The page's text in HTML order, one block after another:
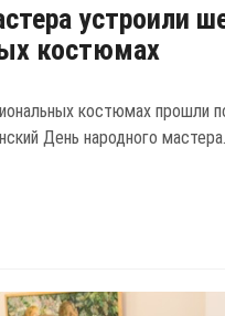
устроили
костюмах
костюмах прошли
День народного мастера.